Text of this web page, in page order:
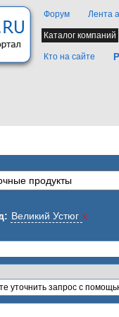
Форум Лента
Каталог компаний
Кто на сайте
Великий Устюг x
уточнить запрос с